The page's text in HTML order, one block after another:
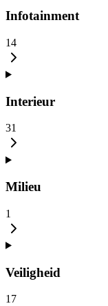
Infotainment
14
Interieur
31
Milieu
1
Veiligheid
17